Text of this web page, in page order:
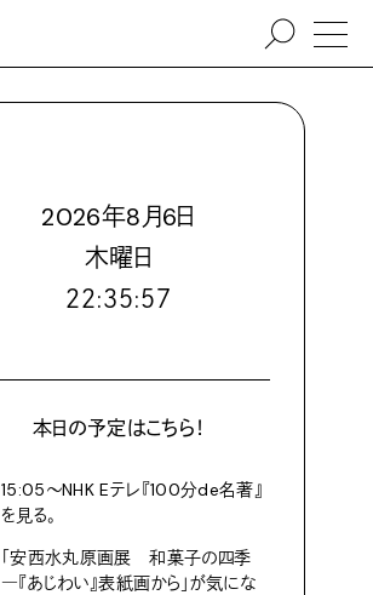
2026年8月6日
木曜日
２２:３５:５９
本日の予定はこちら！
15:05〜NHK Eテレ『100分de名著』
を見る。
「安西水丸原画展 和菓子の四季
―『あじわい』表紙画から」が気にな